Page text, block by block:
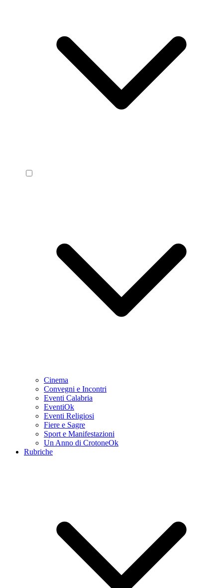
Cinema
Convegni e Incontri
Eventi Calabria
EventiOk
Eventi Religiosi
Fiere e Sagre
Sport e Manifestazioni
Un Anno di CrotoneOk
Rubriche